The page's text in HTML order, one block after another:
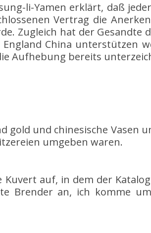
li-Yamen erklärt, daß
Vertrag die
Zugleich hat der Gesandte
China unterstützen
Aufhebung bereits
gold und chinesische Vasen
umgeben waren.
auf, in dem der
Brender an, ich komme